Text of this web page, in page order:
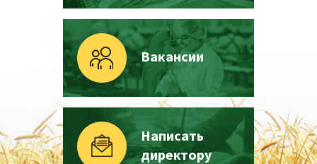
Вакансии
Написать
директору